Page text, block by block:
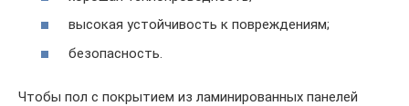
высокая устойчивость к повреждениям;
безопасность.
Чтобы пол с покрытием из ламинированных панелей